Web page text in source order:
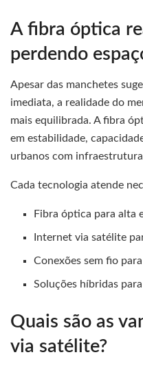
A fibra óptica
perdendo
Apesar das manchetes
imediata, a realidade do
mais equilibrada. A fibra
em estabilidade,
urbanos com
Cada tecnologia atende
Fibra óptica para alta
Internet via satélite
Conexões sem fio
Soluções híbridas
Quais são as
via satélite?